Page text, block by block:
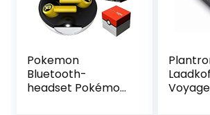
Pokemon
Bluetooth-
headset Pokémon